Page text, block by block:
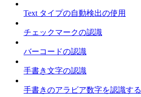
Text タイプの自動検出の使用
チェックマークの認識
バーコードの認識
手書き文字の認識
手書きのアラビア数字を認識する